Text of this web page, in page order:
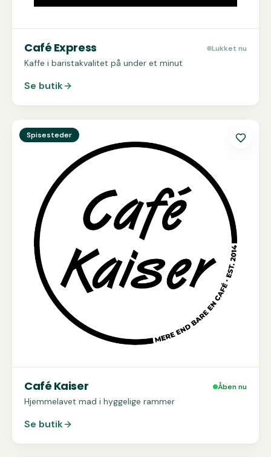
Café Express Lukket nu
Kaffe i baristakvalitet på under et minut
Se butik
SeCafé Kaiser
Spisesteder
Café Kaiser Åben nu
Hjemmelavet mad i hyggelige rammer
Se butik